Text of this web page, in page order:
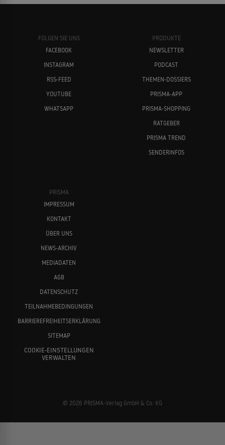
FOLGEN SIE UNS
FACEBOOK
INSTAGRAM
RSS-FEED
YOUTUBE
WHATSAPP
PRODUKTE
NEWSLETTER
PODCAST
THEMEN-DOSSIERS
PRISMA-APP
PRISMA-SHOPPING
RATGEBER
PRISMA TREND
SENDERINFOS
PRISMA
IMPRESSUM
KONTAKT
ÜBER UNS
NEWS-ARCHIV
MEDIADATEN
AGB
DATENSCHUTZ
TEILNAHMEBEDINGUNGEN
BARRIEREFREIHEITSERKLÄRUNG
SITEMAP
COOKIE-EINSTELLUNGEN
VERWALTEN
© 2026 PRISMA-Verlag GmbH & Co. KG